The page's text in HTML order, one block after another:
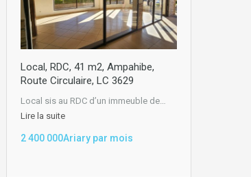
Local, RDC, 41 m2, Ampahibe,
Route Circulaire, LC 3629
Local sis au RDC d’un immeuble de…
Lire la suite
2 400 000Ariary par mois